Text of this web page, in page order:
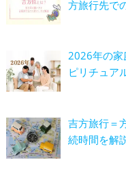
方旅行先で
2026年の家
ピリチュア
吉方旅行＝
続時間を解